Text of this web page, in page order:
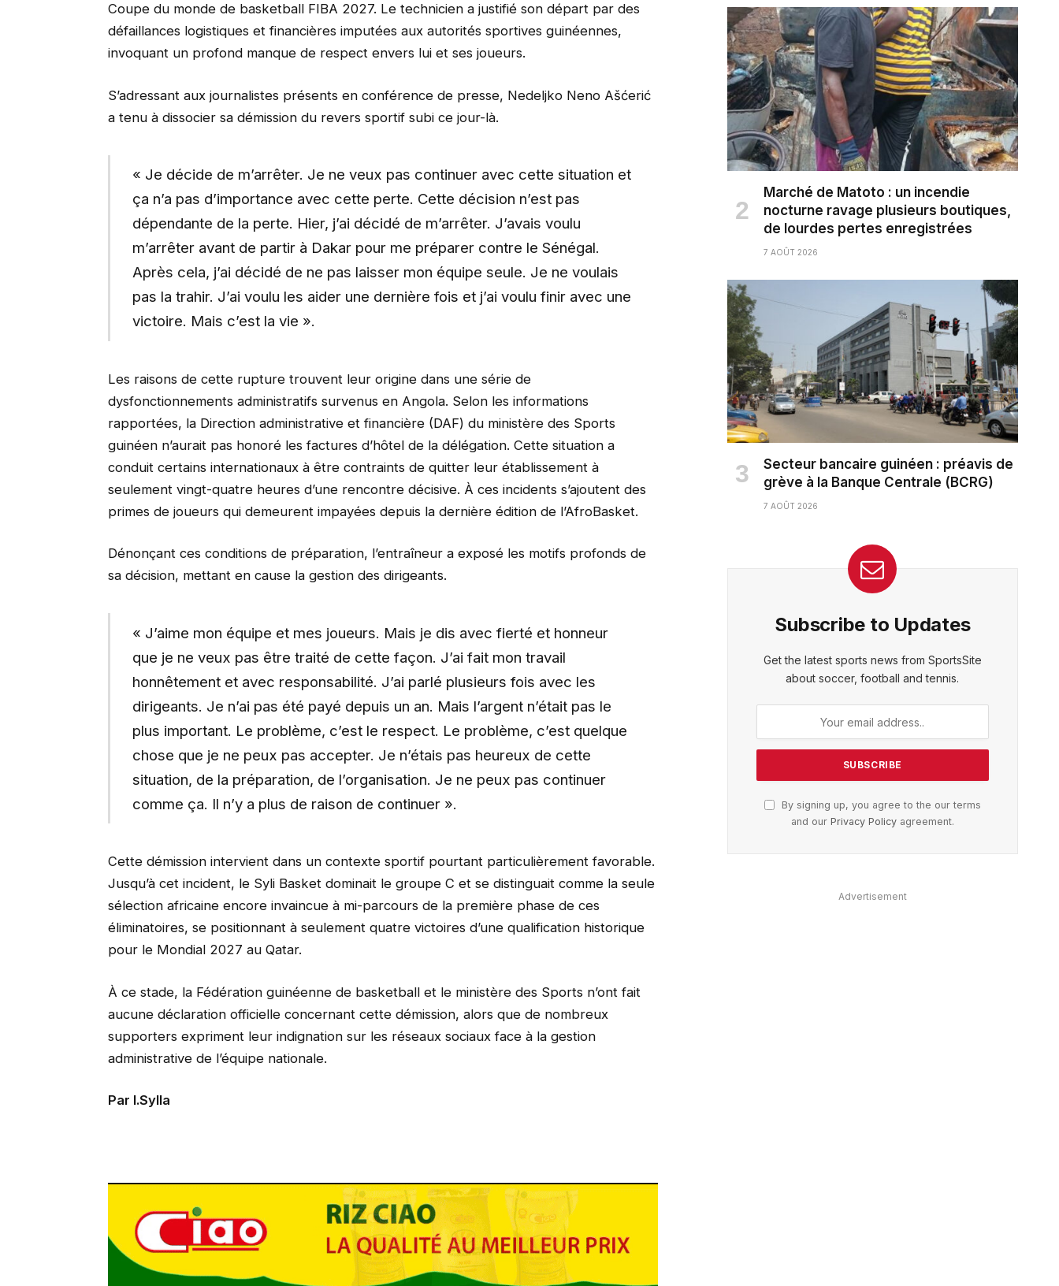
Coupe du monde de basketball FIBA 2027. Le technicien a justifié son départ par des
défaillances logistiques et financières imputées aux autorités sportives guinéennes,
invoquant un profond manque de respect envers lui et ses joueurs.
S’adressant aux journalistes présents en conférence de presse, Nedeljko Neno Ašćerić
a tenu à dissocier sa démission du revers sportif subi ce jour-là.
« Je décide de m’arrêter. Je ne veux pas continuer avec cette situation et
ça n’a pas d’importance avec cette perte. Cette décision n’est pas
dépendante de la perte. Hier, j’ai décidé de m’arrêter. J’avais voulu
m’arrêter avant de partir à Dakar pour me préparer contre le Sénégal.
Après cela, j’ai décidé de ne pas laisser mon équipe seule. Je ne voulais
pas la trahir. J’ai voulu les aider une dernière fois et j’ai voulu finir avec une
victoire. Mais c’est la vie ».
Les raisons de cette rupture trouvent leur origine dans une série de
dysfonctionnements administratifs survenus en Angola. Selon les informations
rapportées, la Direction administrative et financière (DAF) du ministère des Sports
guinéen n’aurait pas honoré les factures d’hôtel de la délégation. Cette situation a
conduit certains internationaux à être contraints de quitter leur établissement à
seulement vingt-quatre heures d’une rencontre décisive. À ces incidents s’ajoutent des
primes de joueurs qui demeurent impayées depuis la dernière édition de l’AfroBasket.
Dénonçant ces conditions de préparation, l’entraîneur a exposé les motifs profonds de
sa décision, mettant en cause la gestion des dirigeants.
« J’aime mon équipe et mes joueurs. Mais je dis avec fierté et honneur
que je ne veux pas être traité de cette façon. J’ai fait mon travail
honnêtement et avec responsabilité. J’ai parlé plusieurs fois avec les
dirigeants. Je n’ai pas été payé depuis un an. Mais l’argent n’était pas le
plus important. Le problème, c’est le respect. Le problème, c’est quelque
chose que je ne peux pas accepter. Je n’étais pas heureux de cette
situation, de la préparation, de l’organisation. Je ne peux pas continuer
comme ça. Il n’y a plus de raison de continuer ».
Cette démission intervient dans un contexte sportif pourtant particulièrement favorable.
Jusqu’à cet incident, le Syli Basket dominait le groupe C et se distinguait comme la seule
sélection africaine encore invaincue à mi-parcours de la première phase de ces
éliminatoires, se positionnant à seulement quatre victoires d’une qualification historique
pour le Mondial 2027 au Qatar.
À ce stade, la Fédération guinéenne de basketball et le ministère des Sports n’ont fait
aucune déclaration officielle concernant cette démission, alors que de nombreux
supporters expriment leur indignation sur les réseaux sociaux face à la gestion
administrative de l’équipe nationale.
Par I.Sylla
Marché de Matoto : un incendie
nocturne ravage plusieurs boutiques,
de lourdes pertes enregistrées
7 AOÛT 2026
Secteur bancaire guinéen : préavis de
grève à la Banque Centrale (BCRG)
7 AOÛT 2026
Subscribe to Updates
Get the latest sports news from SportsSite
about soccer, football and tennis.
By signing up, you agree to the our terms
and our Privacy Policyagreement.
Advertisement